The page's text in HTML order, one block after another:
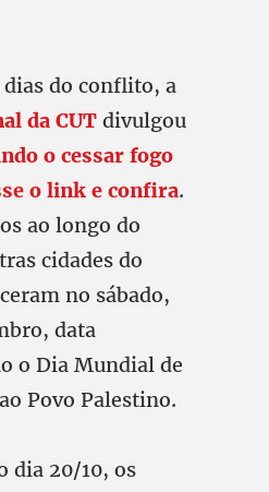
do conflito, a
da CUT divulgou
o cessar fogo
o link e confira.
ao longo do
cidades do
no sábado,
data
o Dia Mundial de
Povo Palestino.
dia 20/10, os